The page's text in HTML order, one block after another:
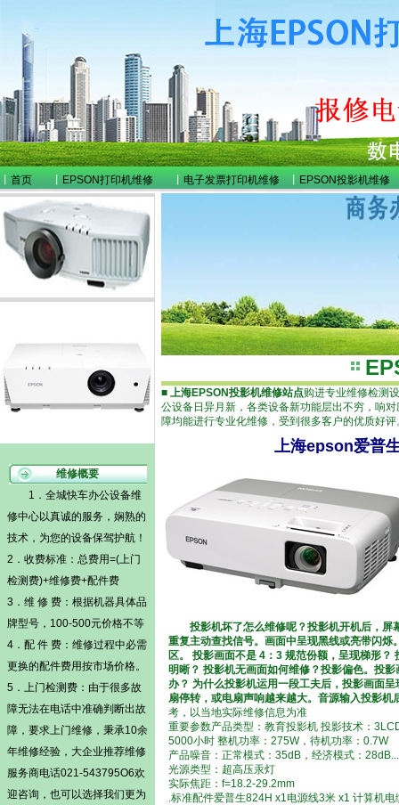
首页 EPSON打印机维修 电子发票打印机维修 EPSON投影机维修
维修概要
1．全城快车办公设备维
修中心以真诚的服务，娴熟的
技术，为您的设备保驾护航！
2．收费标准：总费用=(上门
检测费)+维修费+配件费
3．维 修 费：根据机器具体品
牌型号，100-500元价格不等
4．配 件 费：维修过程中必需
更换的配件费用按市场价格。
5． 上门检测费 ：由于很多故
障无法在电话中准确判断出故
障，要求上门维修，秉承10余
年维修经验，大企业推荐维修
服务商电话021-543795O6欢
迎咨询，也可以选择我们更为
■ 上海EPSON投影机维修站点购进专业维修检测
公设备日异月新，各类设备新功能层出不穷，响
障均能进行专业化维修，受到很多客户的优质好评
上海epson爱普
投影机坏了怎么维修呢？投影机开机后，
重复主动查找信号。画面中呈现黑线或亮带闪
区。 投影画面不是 4：3 规范份额，呈现梯形
明晰？ 投影机无画面如何维修？投影偏色。投
办？ 为什么投影机运用一段工夫后，投影画面
扇停转，或电扇声响越来越大。音源输入投影
考，以当地实际维修信息为准
重要参数产品类型：教育投影机 投影技术：
5000小时 整机功率：275W，待机功率：0.7W
产品噪音：正常模式：35dB，经济模式：
光源类型：超高压汞灯
实际焦距：f=18.2-29.2mm
.标准配件爱普生824H x1电源线3米 x1 计算机